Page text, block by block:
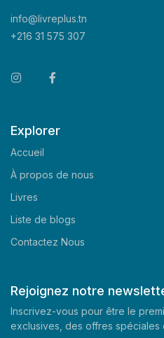
info@livreplus.tn
+216 31 575 307
Explorer
Accueil
À propos de nous
Livres
Liste de blogs
Contactez Nous
Rejoignez notre
Inscrivez-vous pour être le
exclusives, des offres